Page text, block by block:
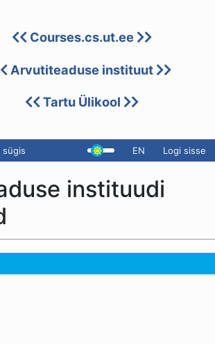
Courses.cs.ut.ee
Arvutiteaduse instituut
Tartu Ülikool
sügis EN Logi sisse
instituudi